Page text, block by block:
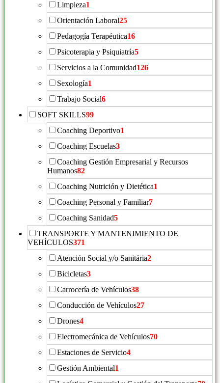
Limpieza1
Orientación Laboral25
Pedagogía Terapéutica16
Psicoterapia y Psiquiatría5
Servicios a la Comunidad126
Sexología1
Trabajo Social6
SOFT SKILLS99
Coaching Deportivo1
Coaching Escuelas3
Coaching Gestión Empresarial y Recursos
Humanos82
Coaching Nutrición y Dietética1
Coaching Personal y Familiar7
Coaching Sanidad5
TRANSPORTE Y MANTENIMIENTO DE
VEHÍCULOS371
Atención Social y/o Sanitária2
Bicicletas3
Carrocería de Vehículos38
Conducción de Vehículos27
Drones4
Electromecánica de Vehículos70
Estaciones de Servicio4
Gestión Ambiental1